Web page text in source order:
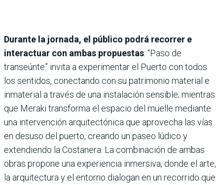
Durante la jornada, el público podrá recorrer e
interactuar con ambas propuestas: “Paso de
transeúnte” invita a experimentar el Puerto con todos
los sentidos, conectando con su patrimonio material e
inmaterial a través de una instalación sensible; mientras
que Meraki transforma el espacio del muelle mediante
una intervención arquitectónica que aprovecha las vías
en desuso del puerto, creando un paseo lúdico y
extendiendo la Costanera. La combinación de ambas
obras propone una experiencia inmersiva, donde el arte,
la arquitectura y el entorno dialogan en un recorrido que